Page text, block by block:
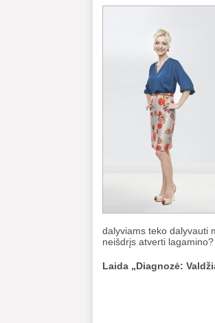
dalyviams teko dalyvauti
neišdrįs atverti lagamino?
Laida „Diagnozė: